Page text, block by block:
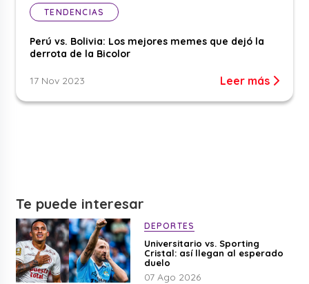
TENDENCIAS
Perú vs. Bolivia: Los mejores memes que dejó la
derrota de la Bicolor
17 Nov 2023 Leer más
Te puede interesar
DEPORTES
Universitario vs. Sporting
Cristal: así llegan al esperado
duelo
07 Ago 2026